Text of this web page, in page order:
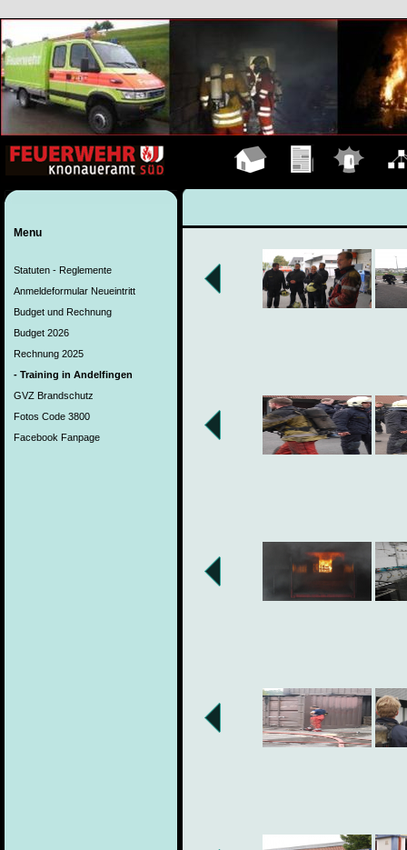
Menu
Statuten - Reglemente
Anmeldeformular Neueintritt
Budget und Rechnung
Budget 2026
Rechnung 2025
- Training in Andelfingen
GVZ Brandschutz
Fotos Code 3800
Facebook Fanpage